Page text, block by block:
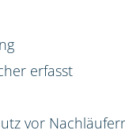
erfasst
vor